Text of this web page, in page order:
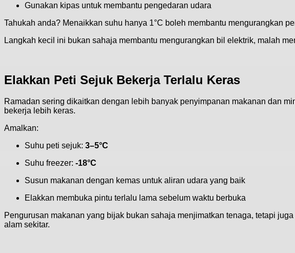
My Reward, My Choice
All-New Senheng App
Download Now
E-Invoice
Gunakan kipas untuk membantu pengedaran udara
Tahukah anda? Menaikkan suhu hanya 1°C boleh membantu mengurangkan
Langkah kecil ini bukan sahaja membantu mengurangkan bil elektrik, malah
Elakkan Peti Sejuk Bekerja Terlalu Keras
Ramadan sering dikaitkan dengan lebih banyak penyimpanan makanan dan
bekerja lebih keras.
Amalkan:
Suhu peti sejuk: 3–5°C
Suhu freezer: -18°C
Susun makanan dengan kemas untuk aliran udara yang baik
Elakkan membuka pintu terlalu lama sebelum waktu berbuka
Pengurusan makanan yang bijak bukan sahaja menjimatkan tenaga, tetapi
alam sekitar.